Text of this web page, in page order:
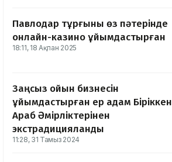
Павлодар тұрғыны өз пәтерінде
онлайн-казино ұйымдастырған
18:11, 18 Ақпан 2025
Заңсыз ойын бизнесін
ұйымдастырған ер адам Біріккен
Араб Әмірліктерінен
экстрадицияланды
11:28, 31 Тамыз 2024